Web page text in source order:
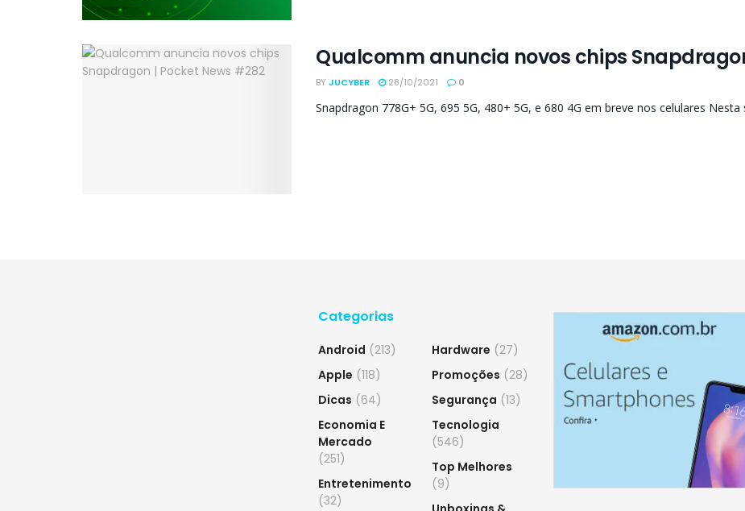
Qualcomm anuncia novos chips
BY JUCYBER 28/10/2021 0
Snapdragon 778G+ 5G, 695 5G, 480+ 5G, e 680 4G em breve nos celulares
Categorias
Android (213)
Apple (118)
Dicas (64)
Economia E
Mercado
(251)
Entretenimento
(32)
Hardware (27)
Promoções (28)
Segurança (13)
Tecnologia
(546)
Top Melhores
(9)